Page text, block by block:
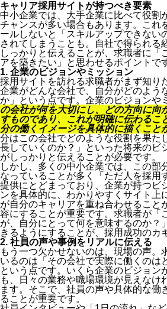
キャリア採用サイトが持つべき要素
中小企業では、大手企業に比べて役割
チャンスが多い場合もあります。これ
ールしないと「スキルアップできない
されてしまうことも。自社で得られる
しっかりと伝えることが、求職者に「
アを築きたい」と思わせるポイントで
1. 企業のビジョンやミッション
採用サイトを訪れる求職者がまず知り
企業がどんな会社で、自分がどのよう
か」という点です。企業のビジョンや
の会社が何を大切にし、どの方向に向
すものであり、これが明確に伝わるこ
分の働くイメージを具体的に描くこと
分はこの会社でどのような役割を果た
長していくのか？」といった将来のビ
がしっかりと伝えることが必要です。
しかし、多くの中小企業では、この部
なっていることが多く「ただ人を採用
提供にとどまっており、企業が持つビ
ンを具体的に、わかりやすくサイト上
が自分のキャリアを重ね合わせること
容にすることが重要です。求職者が「
が、自分にとって何を意味するのか？
きるようにすることが、採用成功のカ
2. 社員の声や事例をリアルに伝える
もう一つ欠かせないのは、現場の声。
いるのは「その会社で実際に働くのは
という点です。いくら企業のビジョン
も、日々の業務や職場環境が見えなけ
ます。そこで、社員の声や具体的な働
ることが重要です。